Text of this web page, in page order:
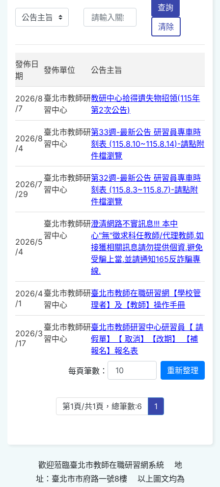
查詢
清除
發佈日
期
發佈單位 公告主旨
2026/8
/7
臺北市教師研
習中心
教研中心拾得遺失物招領(115年
第2次公告)
2026/8
/4
臺北市教師研
習中心
第33週-最新公告 研習員專車時
刻表 (115.8.10~115.8.14)-請點附
件檔瀏覽
2026/7
/29
臺北市教師研
習中心
第32週-最新公告 研習員專車時
刻表 (115.8.3~115.8.7)-請點附
件檔瀏覽
2026/5
/4
臺北市教師研
習中心
澄清網路不實訊息!!! 本中
心"無"徵求科任教師/代理教師,如
接獲相關訊息請勿提供個資,避免
受騙上當.並請通知165反詐騙專
線.
2026/4
/1
臺北市教師研
習中心
臺北市教師在職研習網【學校管
理者】及【教師】操作手冊
2026/3
/17
臺北市教師研
習中心
臺北市教師研習中心研習員【 請
假單】【 取消】【改期】 【補
報名】報名表
每頁筆數：
第1頁/共1頁，總筆數:6 1
歡迎蒞臨臺北市教師在職研習網系統 地
址：臺北市市府路一號8樓 以上圖文均為